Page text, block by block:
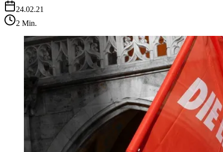
24.02.21
2 Min.